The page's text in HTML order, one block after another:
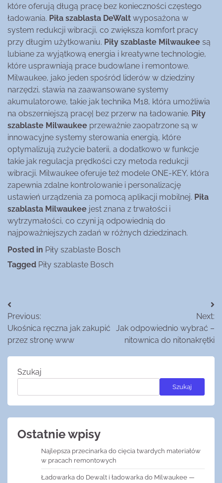
które oferują długą pracę bez konieczności częstego
ładowania. Piła szablasta DeWalt wyposażona w
system redukcji wibracji, co zwiększa komfort pracy
przy długim użytkowaniu. Piły szablaste Milwaukee są
lubiane za wyjątkową energia i kreatywne technologie,
które usprawniają prace budowlane i remontowe.
Milwaukee, jako jeden spośród liderów w dziedziny
narzędzi, stawia na zaawansowane systemy
akumulatorowe, takie jak technika M18, która umożliwia
na obszerniejszą pracę| bez przerw na ładowanie. Piły
szablaste Milwaukee przeważnie zaopatrzone są w
innowacyjne systemy sterowania energią, które
optymalizują zużycie baterii, a dodatkowo w funkcje
takie jak regulacja prędkości czy metoda redukcji
wibracji. Milwaukee oferuje też modele ONE-KEY, która
zapewnia zdalne kontrolowanie i personalizację
ustawień urządzenia za pomocą aplikacji mobilnej. Piła
szablasta Milwaukee jest znana z trwałości i
wytrzymałości, co czyni ją odpowiednią do
najpoważniejszych zadań w różnych dziedzinach.
Posted in Piły szablaste Bosch
Tagged Piły szablaste Bosch
Nawigacja
wpisu
Previous:
Ukośnica ręczna jak zakupić
przez stronę www
Next:
Jak odpowiednio wybrać –
nitownica do nitonakrętki
Szukaj
Szukaj
Ostatnie wpisy
Najlepsza przecinarka do cięcia twardych materiałów
w pracach remontowych
Ładowarka do Dewalt i ładowarka do Milwaukee —